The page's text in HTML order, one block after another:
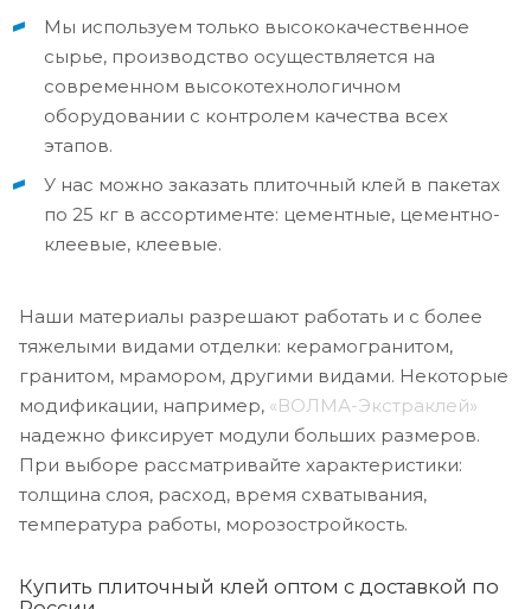
Мы используем только высококачественное
сырье, производство осуществляется на
современном высокотехнологичном
оборудовании с контролем качества всех
этапов.
У нас можно заказать плиточный клей в пакетах
по 25 кг в ассортименте: цементные, цементно-
клеевые, клеевые.
Наши материалы разрешают работать и с более
тяжелыми видами отделки: керамогранитом,
гранитом, мрамором, другими видами. Некоторые
модификации, например, «ВОЛМА-Экстраклей»
надежно фиксирует модули больших размеров.
При выборе рассматривайте характеристики:
толщина слоя, расход, время схватывания,
температура работы, морозостройкость.
Купить плиточный клей оптом с доставкой по